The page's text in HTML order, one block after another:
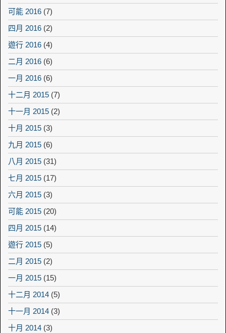
可能 2016 (7)
四月 2016 (2)
遊行 2016 (4)
二月 2016 (6)
一月 2016 (6)
十二月 2015 (7)
十一月 2015 (2)
十月 2015 (3)
九月 2015 (6)
八月 2015 (31)
七月 2015 (17)
六月 2015 (3)
可能 2015 (20)
四月 2015 (14)
遊行 2015 (5)
二月 2015 (2)
一月 2015 (15)
十二月 2014 (5)
十一月 2014 (3)
十月 2014 (3)